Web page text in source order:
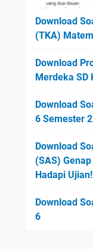
Download
(TKA)
Download
Merdeka SD
Download
6 Semester 2
Download
(SAS)
Hadapi Ujian!
Download
6